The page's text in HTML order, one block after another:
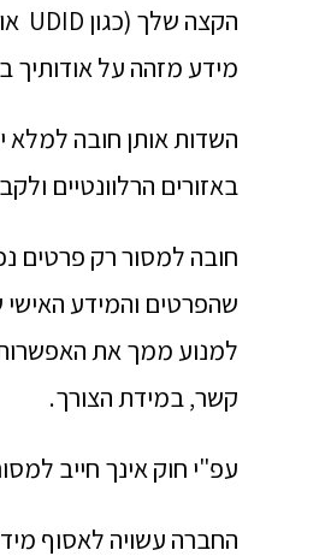
מידע מזהה על אודותיך
השדות אותן חובה
באזורים הרלוונטיים
חובה למסור רק פרטים
שהפרטים והמידע האישי
למנוע ממך את האפשרות
קשר, במידת הצורך.
עפ"י חוק אינך חייב
החברה עשויה לאסוף